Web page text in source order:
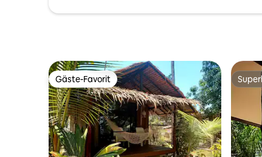
Gäste-Favorit
Gäste-Favorit